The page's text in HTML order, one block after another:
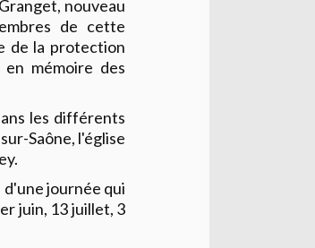
nouveau
de cette
de la protection
mémoire des
les différents
Saône, l'église
d'une journée qui
juin, 13 juillet, 3